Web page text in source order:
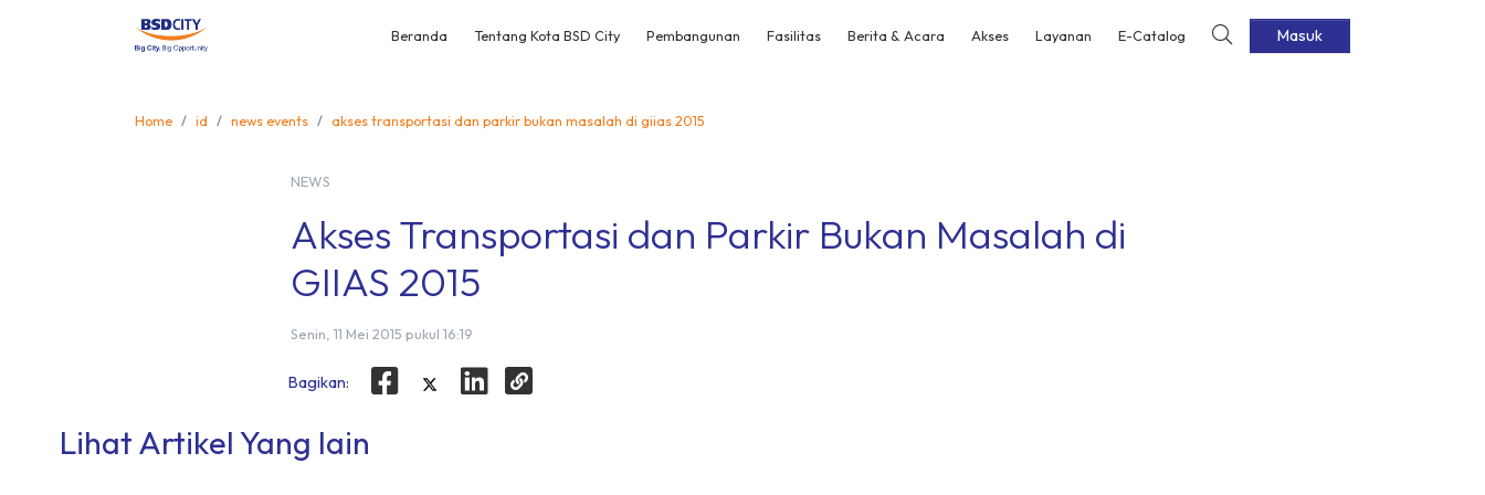
Beranda Tentang Kota BSD City Pembangunan Fasilitas Berita & Acara Akses Layanan E-Catalog Masuk
Home id news events akses transportasi dan parkir bukan masalah di giias 2015
NEWS
Akses Transportasi dan Parkir Bukan Masalah di
GIIAS 2015
Senin, 11 Mei 2015 pukul 16:19
Bagikan:
Lihat Artikel Yang lain